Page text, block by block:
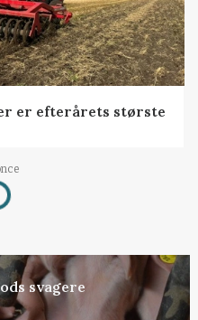
er efterårets største
svagere